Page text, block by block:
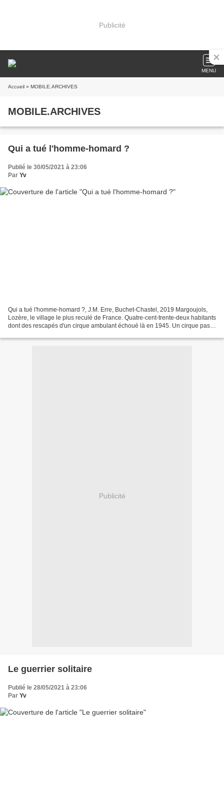
Publicité
MENU
Accueil » MOBILE.ARCHIVES
MOBILE.ARCHIVES
Qui a tué l'homme-homard ?
Publié le 30/05/2021 à 23:06
Par Yv
Qui a tué l'homme-homard ?, J.M. Erre, Buchet-Chastel, 2019 Margoujols,
Lozère, le village le plus reculé de France. Quatre-cent-trente-deux habitants
dont des rescapés d'un cirque ambulant échoué là en 1945. Un cirque pas
Publicité
Le guerrier solitaire
Publié le 28/05/2021 à 23:06
Par Yv